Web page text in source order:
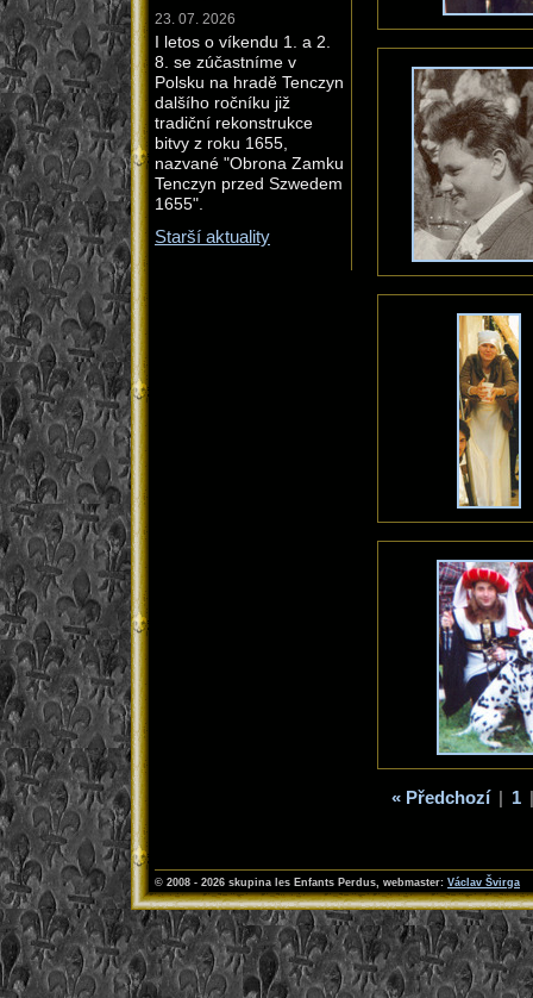
« Předchozí | 1
23. 07. 2026
I letos o víkendu 1. a 2.
8. se zúčastníme v
Polsku na hradě Tenczyn
dalšího ročníku již
tradiční rekonstrukce
bitvy z roku 1655,
nazvané "Obrona Zamku
Tenczyn przed Szwedem
1655".
Starší aktuality
© 2008 - 2026 skupina les Enfants Perdus, webmaster: Václav Švirga